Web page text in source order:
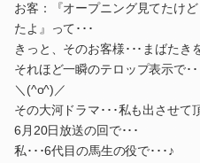
お客：『オープニング見てたけ
たよ』って･･･
きっと、そのお客様･･･まばたき
それほど一瞬のテロップ表示で･･
＼(^o^)／
その大河ドラマ･･･私も出させて
6月20日放送の回で･･･
私･･･6代目の馬生の役で･･･♪